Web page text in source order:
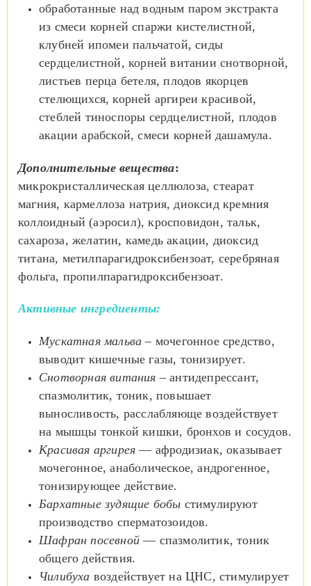
обработанные над водным паром экстракта
из смеси корней спаржи кистелистной,
клубней ипомеи пальчатой, сиды
сердцелистной, корней витании снотворной,
листьев перца бетеля, плодов якорцев
стелющихся, корней аргиреи красивой,
стеблей тиноспоры сердцелистной, плодов
акации арабской, смеси корней дашамула.
Дополнительные вещества:
микрокристаллическая целлюлоза, стеарат
магния, кармеллоза натрия, диоксид кремния
коллоидный (аэросил), кросповидон, тальк,
сахароза, желатин, камедь акации, диоксид
титана, метилпарагидроксибензоат, серебряная
фольга, пропилпарагидроксибензоат.
Активные ингредиенты:
Мускатная мальва – мочегонное средство,
выводит кишечные газы, тонизирует.
Снотворная витания – антидепрессант,
спазмолитик, тоник, повышает
выносливость, расслабляюще воздействует
на мышцы тонкой кишки, бронхов и сосудов.
Красивая аргирея — афродизиак, оказывает
мочегонное, анаболическое, андрогенное,
тонизирующее действие.
Бархатные зудящие бобы стимулируют
производство сперматозоидов.
Шафран посевной — спазмолитик, тоник
общего действия.
Чилибуха воздействует на ЦНС, стимулирует